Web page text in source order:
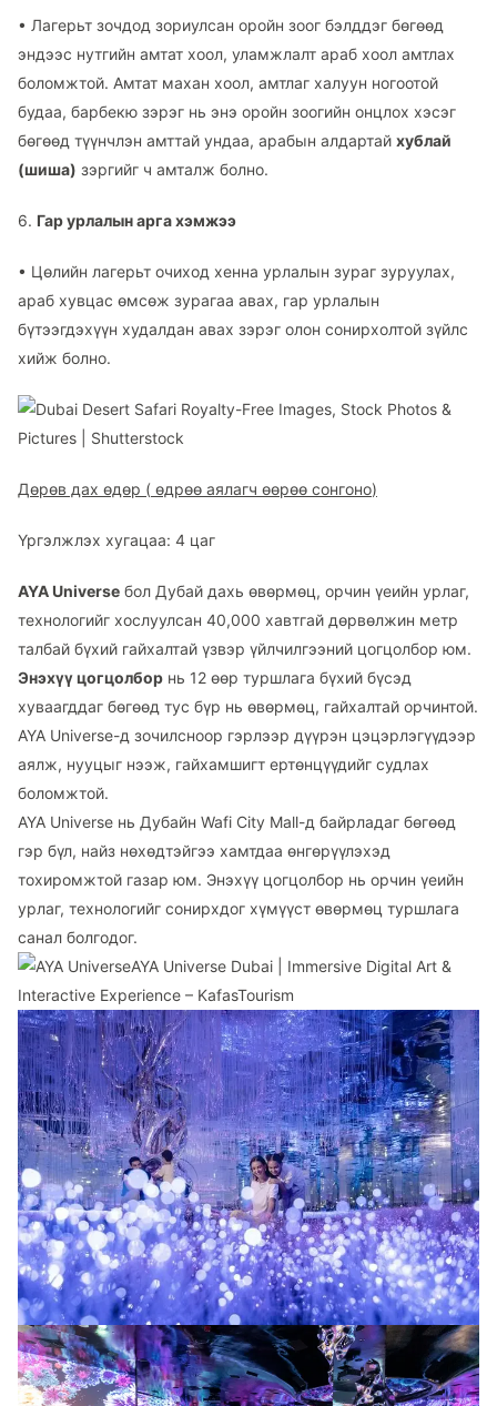
• Лагерьт зочдод зориулсан оройн зоог бэлддэг бөгөөд
эндээс нутгийн амтат хоол, уламжлалт араб хоол амтлах
боломжтой. Амтат махан хоол, амтлаг халуун ногоотой
будаа, барбекю зэрэг нь энэ оройн зоогийн онцлох хэсэг
бөгөөд түүнчлэн амттай ундаа, арабын алдартай хублай
(шиша) зэргийг ч амталж болно.
6. Гар урлалын арга хэмжээ
• Цөлийн лагерьт очиход хенна урлалын зураг зуруулах,
араб хувцас өмсөж зурагаа авах, гар урлалын
бүтээгдэхүүн худалдан авах зэрэг олон сонирхолтой зүйлс
хийж болно.
Дөрөв дах өдөр ( өдрөө аялагч өөрөө сонгоно)
Үргэлжлэх хугацаа: 4 цаг
AYA Universe бол Дубай дахь өвөрмөц, орчин үеийн урлаг,
технологийг хослуулсан 40,000 хавтгай дөрвөлжин метр
талбай бүхий гайхалтай үзвэр үйлчилгээний цогцолбор юм.
Энэхүү цогцолбор нь 12 өөр туршлага бүхий бүсэд
хуваагддаг бөгөөд тус бүр нь өвөрмөц, гайхалтай орчинтой.
AYA Universe-д зочилсноор гэрлээр дүүрэн цэцэрлэгүүдээр
аялж, нууцыг нээж, гайхамшигт ертөнцүүдийг судлах
боломжтой.
AYA Universe нь Дубайн Wafi City Mall-д байрладаг бөгөөд
гэр бүл, найз нөхөдтэйгээ хамтдаа өнгөрүүлэхэд
тохиромжтой газар юм. Энэхүү цогцолбор нь орчин үеийн
урлаг, технологийг сонирхдог хүмүүст өвөрмөц туршлага
санал болгодог.